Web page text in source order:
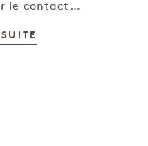
le contact…